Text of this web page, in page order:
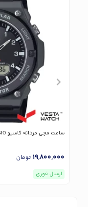
ساعت مچی مردانه کاسیو CASIO مدل AQ-S820W-1AV
19,800,000 تومان
ارسال فوری